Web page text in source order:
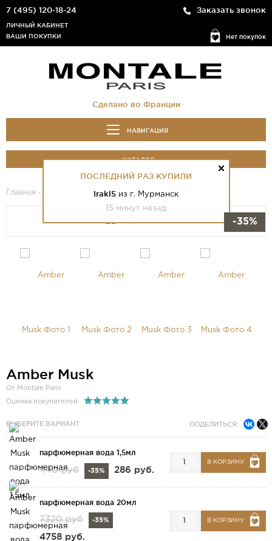
7 (495) 120-18-24 Заказать звонок
Нет покупок
ЛИЧНЫЙ КАБИНЕТ
ВАШИ ПОКУПКИ
Сделано во Франции
НАВИГАЦИЯ
КАТАЛОГ
Главная - - Amber Musk
-35%
ПОСЛЕДНИЙ РАЗ КУПИЛИ
Irakl5 из г. Мурманск
15 минут назад
Amber Musk
От Montale Paris
Оценка покупателей
ВЫБЕРИТЕ ВАРИАНТ ПОДЕЛИТЬСЯ:
парфюмерная вода 1,5мл
440 руб -35% 286 руб.
В КОРЗИНУ
парфюмерная вода 20мл
7320 руб -35%
4758 руб.
В КОРЗИНУ